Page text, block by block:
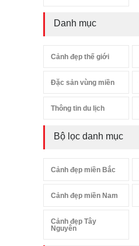
Danh mục
Cảnh đẹp thế giới
Đặc sản vùng miền
Thông tin du lịch
Bộ lọc danh mục
Cảnh đẹp miền Bắc
Cảnh đẹp miền Nam
Cảnh đẹp Tây
Nguyên